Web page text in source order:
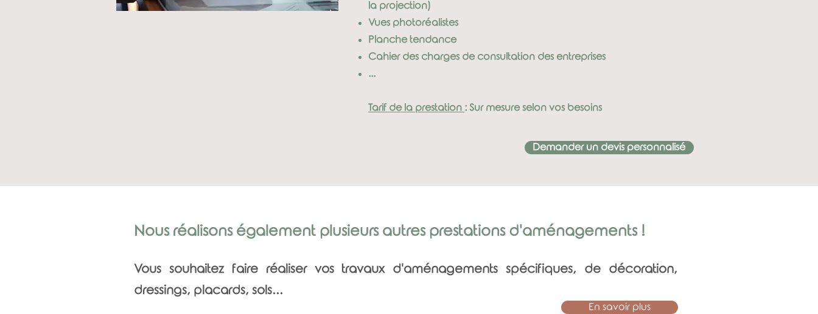
la projection)
Vues photoréalistes
Planche tendance
Cahier des charges de consultation des entreprises
...
Tarif de la prestation : Sur mesure selon vos besoins
Demander un devis personnalisé
Nous réalisons également plusieurs autres prestations d'aménagements !
Vous souhaitez faire réaliser vos travaux d'aménagements spécifiques, de décoration,
dressings, placards, sols...
En savoir plus